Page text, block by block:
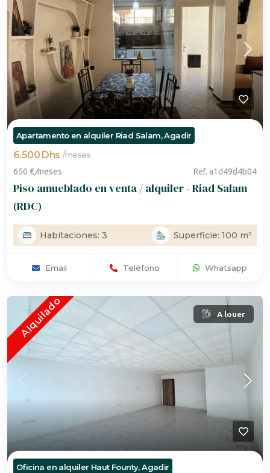
Apartamento en alquiler Riad Salam, Agadir
6.500 Dhs /meses
650 €/meses Ref. a1d49d4b04
Piso amueblado en venta / alquiler - Riad Salam
(RDC)
Habitaciones: 3 Superficie: 100 m²
Email Teléfono Whatsapp
Alquilado A louer
Oficina en alquiler Haut Founty, Agadir